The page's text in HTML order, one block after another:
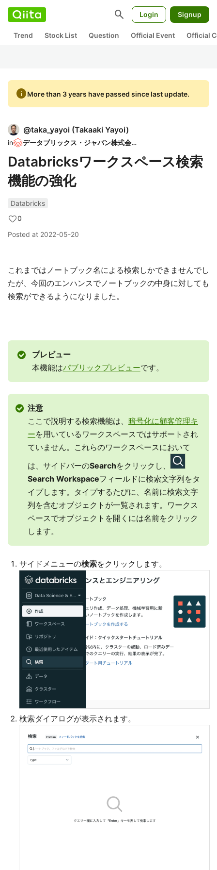
search Login Signup
Trend Stock List Question Official Event Official
infoMore than 3 years have passed since last update.
@taka_yayoi (Takaaki Yayoi)
in データブリックス・ジャパン株式会社
Databricksワークスペース検索
機能の強化
Databricks
0
Posted at 2022-05-20
これまではノートブック名による検索しかできませんでし
たが、今回のエンハンスでノートブックの中身に対しても
検索ができるようになりました。
プレビュー
本機能はパブリックプレビューです。
注意
ここで説明する検索機能は、 暗号化に顧客管理キ
ーを用いているワークスペースではサポートされ
ていません。これらのワークスペースにおいて
は、サイドバーのSearchをクリックし、
Search Workspaceフィールドに検索文字列をタ
イプします。タイプするたびに、名前に検索文字
列を含むオブジェクトが一覧されます。ワークス
ペースでオブジェクトを開くには名前をクリック
します。
サイドメニューの検索をクリックします。
検索ダイアログが表示されます。